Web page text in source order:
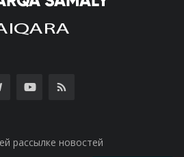
рассылке новостей